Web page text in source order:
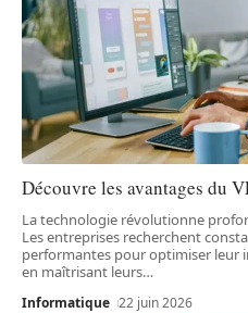
Découvre les avantages du
La technologie révolutionne
Les entreprises recherchent
performantes pour optimiser
en maîtrisant leurs…
Informatique 22 juin 2026